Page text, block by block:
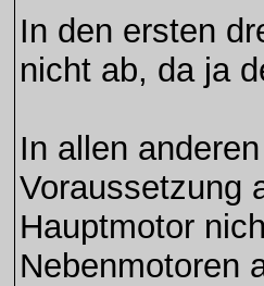
In den ersten
nicht ab, da ja
In allen
Voraussetzung
Hauptmotor
Nebenmotoren